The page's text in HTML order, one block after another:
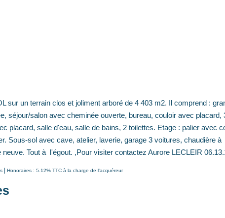
sur un terrain clos et joliment arboré de 4 403 m2. Il comprend :
séjour/salon avec cheminée ouverte, bureau, couloir avec placard,
placard, salle d'eau, salle de bains, 2 toilettes. Etage : palier avec
Sous-sol avec cave, atelier, laverie, garage 3 voitures, chaudière à
Tout à l'égout. ,Pour visiter contactez Aurore LECLEIR
Honoraires : 5.12% TTC à la charge de l'acquéreur